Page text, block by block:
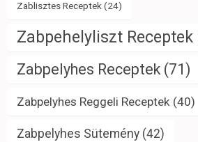
Zablisztes Receptek(24)
Zabpehelyliszt Receptek
Zabpelyhes Receptek (71)
Zabpelyhes Reggeli Receptek (40)
Zabpelyhes Sütemény (42)